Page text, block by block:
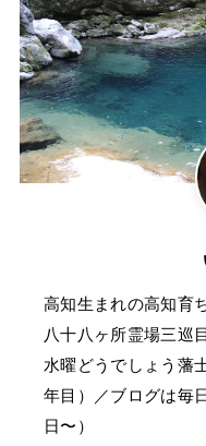
高知生まれの高知育
八十八ヶ所霊場三巡
水曜どうでしょう藩
年目）／ブログは毎
日〜）